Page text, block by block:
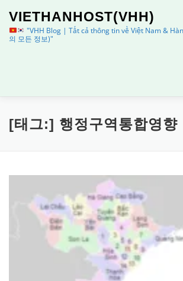
VIETHANHOST(VHH)
"VHH Blog | Tất cả thông tin về Việt Nam &
의 모든 정보)"
HOME 정보 이용안내
[태그:] 행정구역통합영향